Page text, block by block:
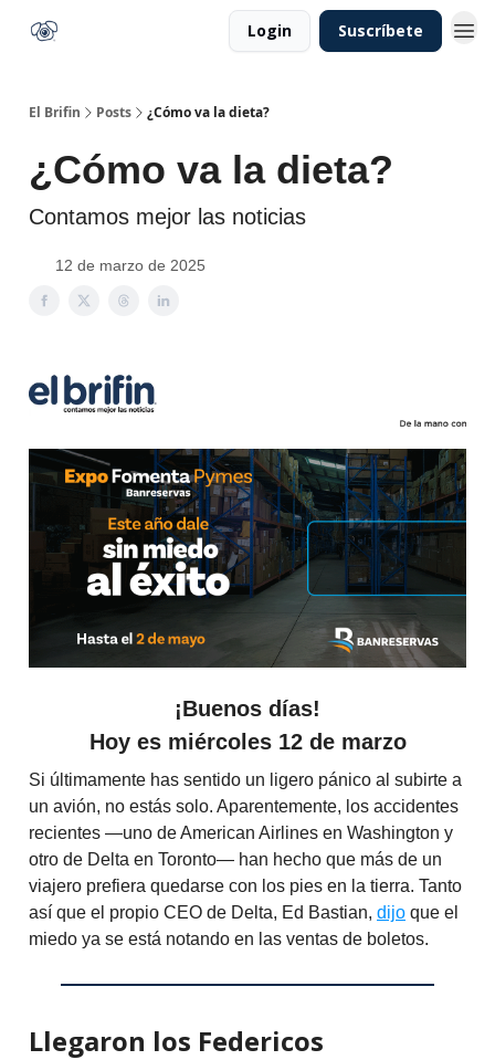
Login Suscríbete
El Brifin Posts ¿Cómo va la dieta?
¿Cómo va la dieta?
Contamos mejor las noticias
12 de marzo de 2025
¡Buenos días!
Hoy es miércoles 12 de marzo
Si últimamente has sentido un ligero pánico al subirte a
un avión, no estás solo. Aparentemente, los accidentes
recientes —uno de American Airlines en Washington y
otro de Delta en Toronto— han hecho que más de un
viajero prefiera quedarse con los pies en la tierra. Tanto
así que el propio CEO de Delta, Ed Bastian, dijo que el
miedo ya se está notando en las ventas de boletos.
Llegaron los Federicos